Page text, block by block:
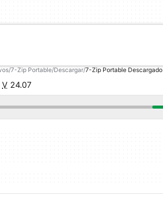
7-Zip Portable Descargar 7-Zip Portable Descargado
V 24.07